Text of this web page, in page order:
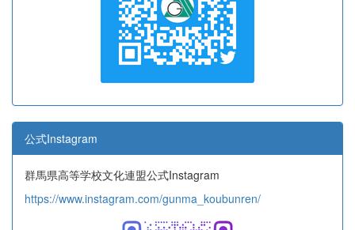
公式Instagram
群馬県高等学校文化連盟公式Instagram
https://www.instagram.com/gunma_koubunren/